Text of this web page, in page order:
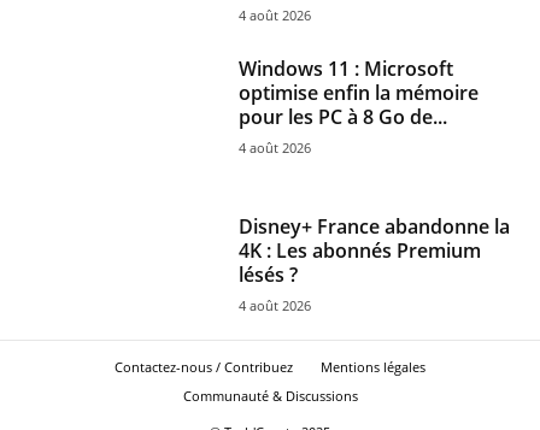
4 août 2026
Windows 11 : Microsoft
optimise enfin la mémoire
pour les PC à 8 Go de...
4 août 2026
Disney+ France abandonne la
4K : Les abonnés Premium
lésés ?
4 août 2026
Contactez-nous / Contribuez
Mentions légales
Communauté & Discussions